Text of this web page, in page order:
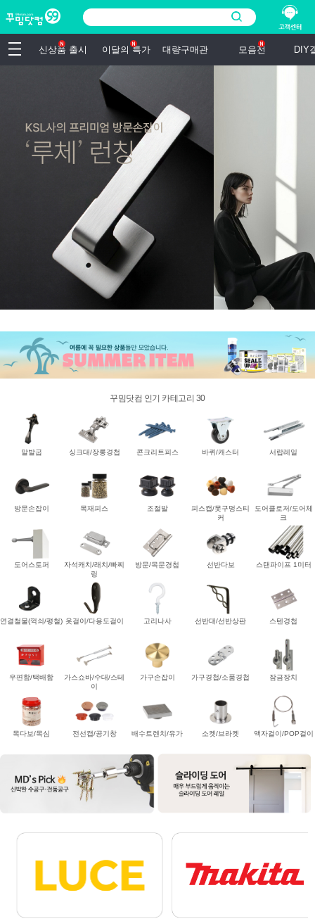
신상품 출시 이달의 특가 대량구매관 모음전 DIY
꾸밈닷컴 인기 카테고리 30
말발굽 싱크대/장롱경첩 콘크리트피스 바퀴/캐스터 서랍레일
방문손잡이 목재피스 조절발
피스캡/못구멍스티
커
도어클로저/도어체
크
도어스토퍼
자석캐치/래치/빠찌
링
방문/목문경첩 선반다보 스탠파이프 1미터
연결철물(꺽쇠/평철) 옷걸이/다용도걸이 고리나사 선반대/선반상판 스텐경첩
우편함/택배함
가스쇼바/수대/스테
이
가구손잡이 가구경첩/소품경첩 잠금장치
목다보/목심 전선캡/공기창 배수트렌치/유가 소켓/브라켓 액자걸이/POP걸이